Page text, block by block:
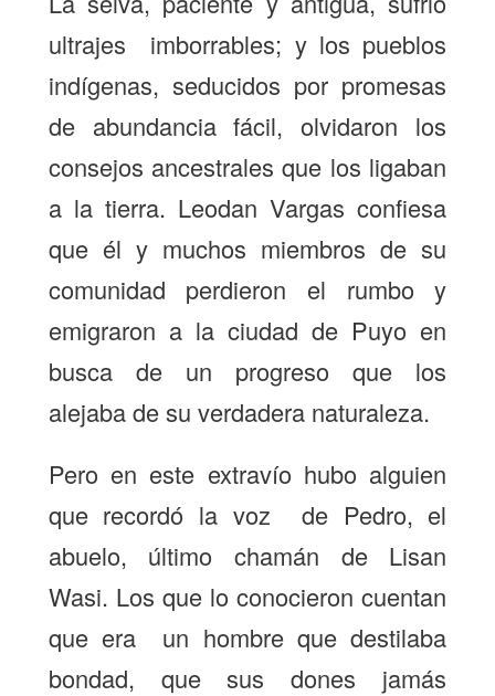
ultrajes imborrables; y los pueblos
indígenas, seducidos por promesas
de abundancia fácil, olvidaron los
consejos ancestrales que los ligaban
a la tierra. Leodan Vargas confiesa
que él y muchos miembros de su
comunidad perdieron el rumbo y
emigraron a la ciudad de Puyo en
busca de un progreso que los
alejaba de su verdadera naturaleza.
Pero en este extravío hubo alguien
que recordó la voz de Pedro, el
abuelo, último chamán de Lisan
Wasi. Los que lo conocieron cuentan
que era un hombre que destilaba
bondad, que sus dones jamás